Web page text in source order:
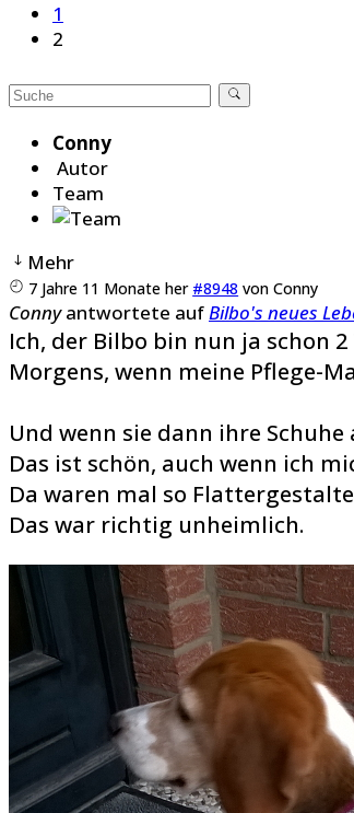
1
2
Conny
Autor
Team
Mehr
7 Jahre 11 Monate her #8948 vonConny
Connyantwortete aufBilbo's neues
Ich, der Bilbo bin nun ja schon
Morgens, wenn meine Pflege-
Und wenn sie dann ihre
Das ist schön, auch wenn ich
Da waren mal so
Das war richtig unheimlich.